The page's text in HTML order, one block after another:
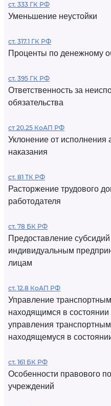
ст. 333 ГК РФ
Уменьшение неустойки
ст. 317.1 ГК РФ
Проценты по денежному
ст. 395 ГК РФ
Ответственность за
обязательства
ст 20.25 КоАП РФ
Уклонение от исполнения
наказания
ст. 81 ТК РФ
Расторжение трудового
работодателя
ст. 78 БК РФ
Предоставление
индивидуальным
лицам
ст. 12.8 КоАП РФ
Управление
находящимся в
управления
находящемуся в
ст. 161 БК РФ
Особенности правового
учреждений